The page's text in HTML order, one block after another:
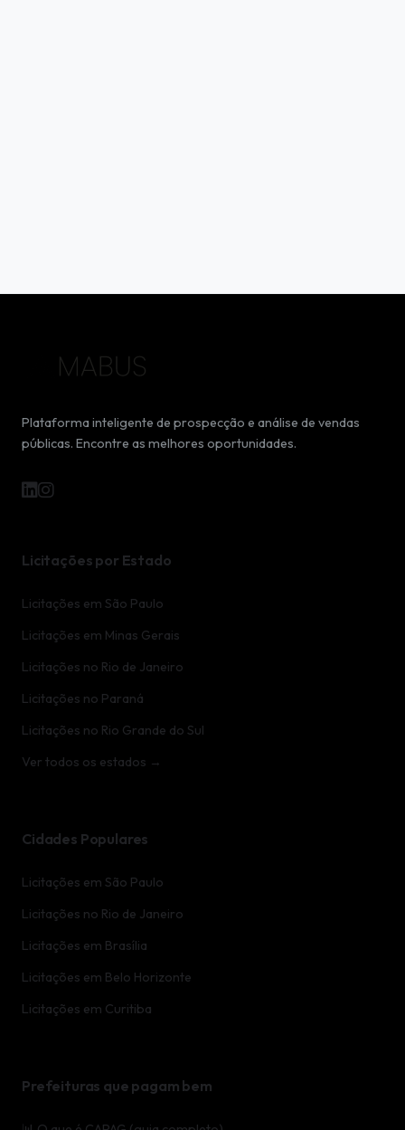
Plataforma inteligente de prospecção e análise de vendas
públicas. Encontre as melhores oportunidades.
Licitações por Estado
Licitações em São Paulo
Licitações em Minas Gerais
Licitações no Rio de Janeiro
Licitações no Paraná
Licitações no Rio Grande do Sul
Ver todos os estados →
Cidades Populares
Licitações em São Paulo
Licitações no Rio de Janeiro
Licitações em Brasília
Licitações em Belo Horizonte
Licitações em Curitiba
Prefeituras que pagam bem